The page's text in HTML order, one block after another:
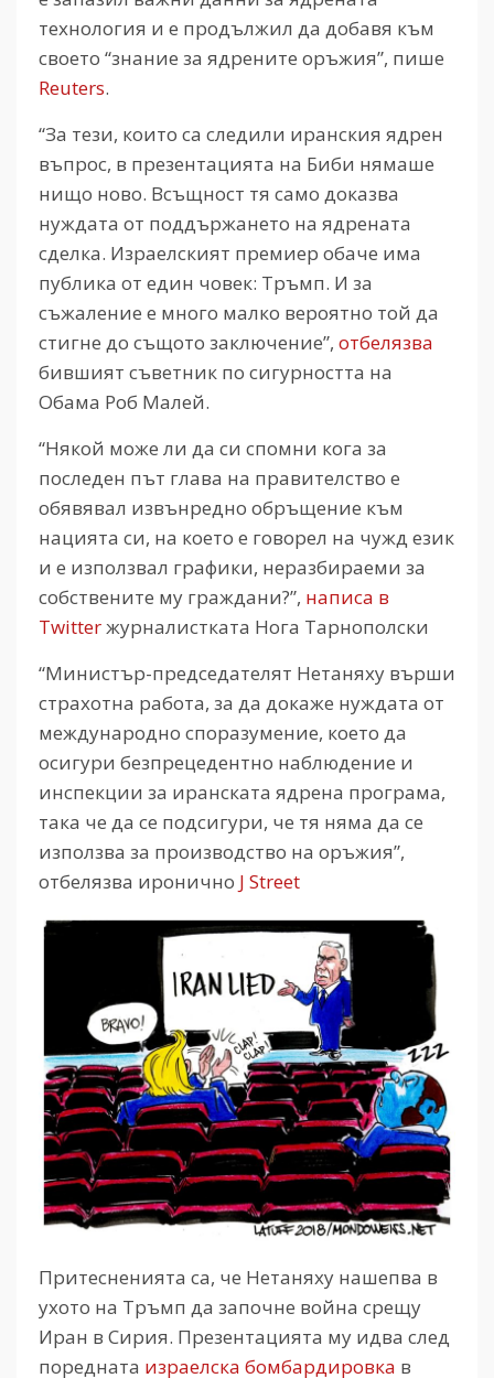
технология и е продължил да добавя към
своето “знание за ядрените оръжия”, пише
Reuters.
“За тези, които са следили иранския ядрен
въпрос, в презентацията на Биби нямаше
нищо ново. Всъщност тя само доказва
нуждата от поддържането на ядрената
сделка. Израелският премиер обаче има
публика от един човек: Тръмп. И за
съжаление е много малко вероятно той да
стигне до същото заключение”, отбелязва
бившият съветник по сигурността на
Обама Роб Малей.
“Някой може ли да си спомни кога за
последен път глава на правителство е
обявявал извънредно обръщение към
нацията си, на което е говорел на чужд език
и е използвал графики, неразбираеми за
собствените му граждани?”, написа в
Twitterжурналистката Нога Тарнополски
“Министър-председателят Нетаняху върши
страхотна работа, за да докаже нуждата от
международно споразумение, което да
осигури безпрецедентно наблюдение и
инспекции за иранската ядрена програма,
така че да се подсигури, че тя няма да се
използва за производство на оръжия”,
отбелязва иронично J Street
Притесненията са, че Нетаняху нашепва в
ухото на Тръмп да започне война срещу
Иран в Сирия. Презентацията му идва след
поредната израелска бомбардировка в